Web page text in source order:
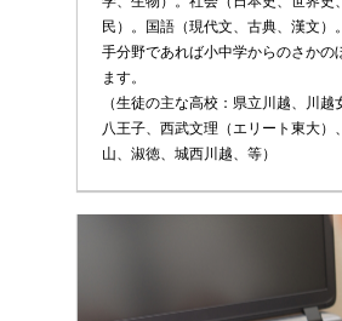
民）。国語（現代文、古典、漢文）
手分野であれば小中学からのさかの
ます。
（生徒の主な高校：県立川越、川
八王子、西武文理（エリート東大）
山、淑徳、城西川越、等）